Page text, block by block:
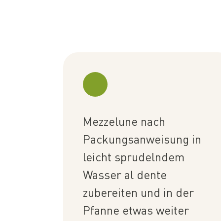
Mezzelune nach
Packungsanweisung in
leicht sprudelndem
Wasser al dente
zubereiten und in der
Pfanne etwas weiter